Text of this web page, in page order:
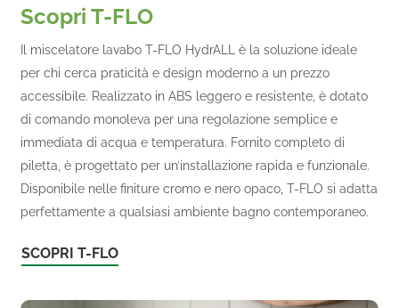
Scopri T-FLO
Il miscelatore lavabo T-FLO HydrALL è la soluzione ideale
per chi cerca praticità e design moderno a un prezzo
accessibile. Realizzato in ABS leggero e resistente, è dotato
di comando monoleva per una regolazione semplice e
immediata di acqua e temperatura. Fornito completo di
piletta, è progettato per un’installazione rapida e funzionale.
Disponibile nelle finiture cromo e nero opaco, T-FLO si adatta
perfettamente a qualsiasi ambiente bagno contemporaneo.
SCOPRI T-FLO